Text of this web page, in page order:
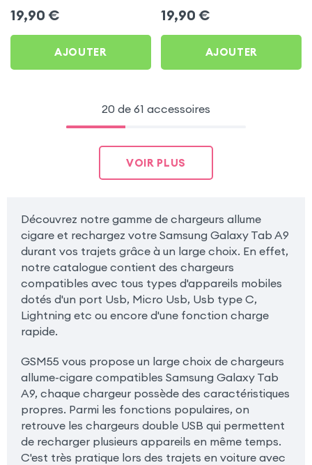
Cigare avec Finition
Carbone pour Samsung
Galaxy Tab A9
19,90 €
AJOUTER
avec Finition Carbone
pour Samsung Galaxy
Tab A9
19,90 €
AJOUTER
20 de 61 accessoires
VOIR PLUS
Découvrez notre gamme de chargeurs allume
cigare et rechargez votre Samsung Galaxy Tab A9
durant vos trajets grâce à un large choix. En effet,
notre catalogue contient des chargeurs
compatibles avec tous types d'appareils mobiles
dotés d'un port Usb, Micro Usb, Usb type C,
Lightning etc ou encore d'une fonction charge
rapide.
GSM55 vous propose un large choix de chargeurs
allume-cigare compatibles Samsung Galaxy Tab
A9, chaque chargeur possède des caractéristiques
propres. Parmi les fonctions populaires, on
retrouve les chargeurs double USB qui permettent
de recharger plusieurs appareils en même temps.
C'est très pratique lors des trajets en voiture avec